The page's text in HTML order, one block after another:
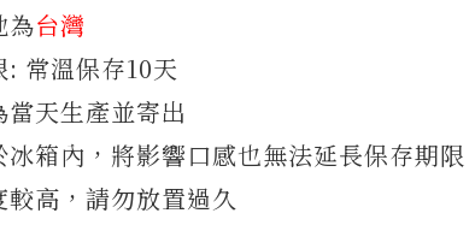
為台灣
常溫保存10天
天生產並寄出
箱內，將影響口感也無法延長保存期限
高，請勿放置過久